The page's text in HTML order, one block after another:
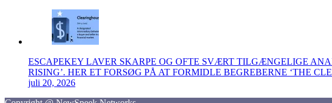
ESCAPEKEY LAVER SKARPE OG OFTE SVÆRT TILGÆNGELIGE
RISING’. HER ET FORSØG PÅ AT FORMIDLE BEGREBERNE ‘THE
juli 20, 2026